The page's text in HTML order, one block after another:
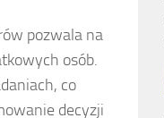
pozwala na
osób.
co
decyzji